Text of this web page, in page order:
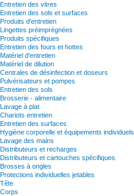
Entretien des vitres
Entretien des sols et surfaces
Produits d'entretien
Lingettes préimprégnées
Produits spécifiques
Entretien des fours et hottes
Matériel d'entretien
Matériel de dilution
Centrales de désinfection et doseurs
Pulvérisateurs et pompes
Entretien des sols
Brosserie - alimentaire
Lavage à plat
Chariots entretien
Entretien des surfaces
Hygiène corporelle et équipements individuels
Lavage des mains
Distributeurs et recharges
Distributeurs et cartouches spécifiques
Brosses à ongles
Protections individuelles jetables
Tête
Corps